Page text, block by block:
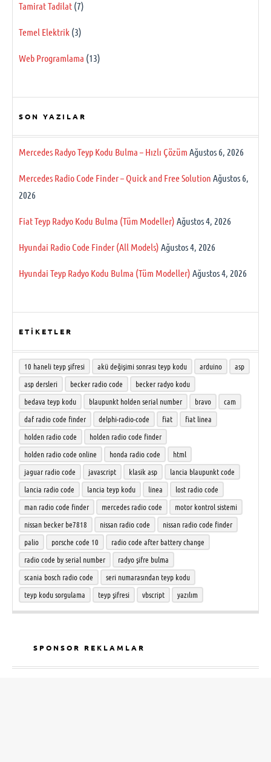
Tamirat Tadilat (7)
Temel Elektrik (3)
Web Programlama (13)
SON YAZILAR
Mercedes Radyo Teyp Kodu Bulma – Hızlı Çözüm Ağustos 6, 2026
Mercedes Radio Code Finder – Quick and Free Solution Ağustos 6,
2026
Fiat Teyp Radyo Kodu Bulma (Tüm Modeller) Ağustos 4, 2026
Hyundai Radio Code Finder (All Models) Ağustos 4, 2026
Hyundai Teyp Radyo Kodu Bulma (Tüm Modeller) Ağustos 4, 2026
ETIKETLER
10 haneli teyp şifresi akü değişimi sonrası teyp kodu arduino
asp
asp dersleri
becker radio code
becker radyo kodu
bedava teyp kodu
blaupunkt holden serial number bravo
cam
daf radio code finder
delphi-radio-code fiat
fiat linea
holden radio code
holden radio code finder
holden radio code online
honda radio code
html
jaguar radio code
javascript klasik asp
lancia blaupunkt code
lancia radio code
lancia teyp kodu linea
lost radio code
man radio code finder
mercedes radio code
motor kontrol sistemi
nissan becker be7818
nissan radio code
nissan radio code finder
palio
porsche code 10
radio code after battery change
radio code by serial number
radyo şifre bulma
scania bosch radio code
seri numarasından teyp kodu
teyp kodu sorgulama
teyp şifresi vbscript yazılım
SPONSOR REKLAMLAR